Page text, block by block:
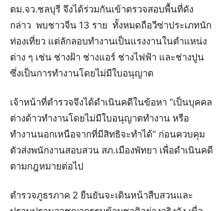
ตม.จว.ชลบุรี จึงได้ร่วมกันเข้าตรวจสอบพื้นที่ดัง
กล่าว พบชาวจีน 13 ราย ทั้งหมดถือวีซ่าประเภทนัก
ท่องเที่ยว แต่ลักลอบทำงานเป็นแรงงานในตำแหน่ง
ต่าง ๆ เช่น ช่างฝ้า ช่างแอร์ ช่างไฟฟ้า และช่างปูน
ซึ่งเป็นการทำงานโดยไม่มีใบอนุญาต
เจ้าหน้าที่ตำรวจจึงได้ดำเนินคดีในข้อหา “เป็นบุคคล
ต่างด้าวทำงานโดยไม่มีใบอนุญาตทำงาน หรือ
ทำงานนอกเหนือจากที่มีสิทธิจะทำได้” ก่อนควบคุม
ตัวส่งพนักงานสอบสวน สภ.เมืองพัทยา เพื่อดำเนินคดี
ตามกฎหมายต่อไป
ตำรวจภูธรภาค 2 ยืนยันจะเดินหน้าสืบสวนและ